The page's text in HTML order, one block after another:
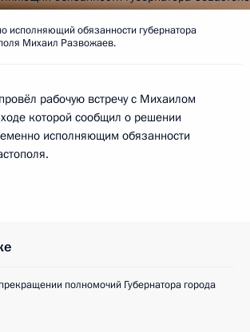
исполняющий обязанности губернатора
Михаил Развожаев.
рабочую встречу с Михаилом
которой сообщил о решении
исполняющим обязанности
полномочий Губернатора города